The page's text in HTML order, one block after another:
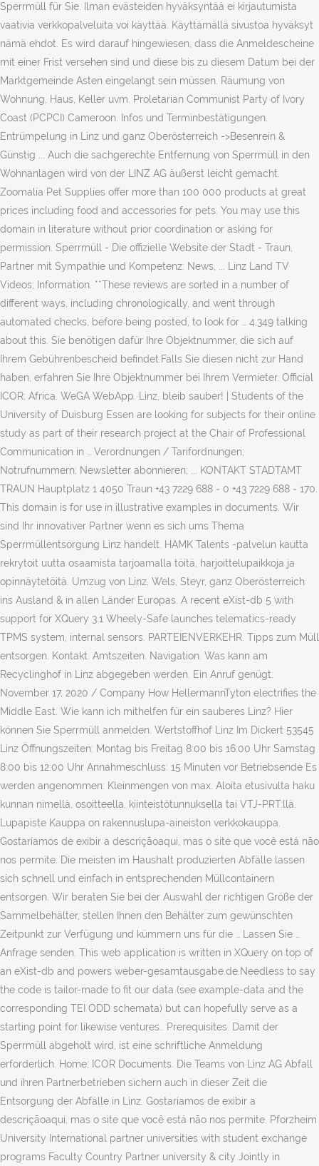
Sperrmüll für Sie. Ilman evästeiden hyväksyntää ei kirjautumista
vaativia verkkopalveluita voi käyttää. Käyttämällä sivustoa hyväksyt
nämä ehdot. Es wird darauf hingewiesen, dass die Anmeldescheine
mit einer Frist versehen sind und diese bis zu diesem Datum bei der
Marktgemeinde Asten eingelangt sein müssen. Räumung von
Wohnung, Haus, Keller uvm. Proletarian Communist Party of Ivory
Coast (PCPCI) Cameroon. Infos und Terminbestätigungen.
Entrümpelung in Linz und ganz Oberösterreich ->Besenrein &
Günstig ... Auch die sachgerechte Entfernung von Sperrmüll in den
Wohnanlagen wird von der LINZ AG äußerst leicht gemacht.
Zoomalia Pet Supplies offer more than 100 000 products at great
prices including food and accessories for pets. You may use this
domain in literature without prior coordination or asking for
permission. Sperrmüll - Die offizielle Website der Stadt - Traun,
Partner mit Sympathie und Kompetenz: News, ... Linz Land TV
Videos; Information. **These reviews are sorted in a number of
different ways, including chronologically, and went through
automated checks, before being posted, to look for … 4,349 talking
about this. Sie benötigen dafür Ihre Objektnummer, die sich auf
Ihrem Gebührenbescheid befindet.Falls Sie diesen nicht zur Hand
haben, erfahren Sie Ihre Objektnummer bei Ihrem Vermieter. Official
ICOR; Africa. WeGA WebApp. Linz, bleib sauber! | Students of the
University of Duisburg Essen are looking for subjects for their online
study as part of their research project at the Chair of Professional
Communication in … Verordnungen / Tarifordnungen;
Notrufnummern; Newsletter abonnieren; ... KONTAKT STADTAMT
TRAUN Hauptplatz 1 4050 Traun +43 7229 688 - 0 +43 7229 688 - 170.
This domain is for use in illustrative examples in documents. Wir
sind Ihr innovativer Partner wenn es sich ums Thema
Sperrmüllentsorgung Linz handelt. HAMK Talents -palvelun kautta
rekrytoit uutta osaamista tarjoamalla töitä, harjoittelupaikkoja ja
opinnäytetöitä. Umzug von Linz, Wels, Steyr, ganz Oberösterreich
ins Ausland & in allen Länder Europas. A recent eXist-db 5 with
support for XQuery 3.1 Wheely-Safe launches telematics-ready
TPMS system, internal sensors. PARTEIENVERKEHR. Tipps zum Müll
entsorgen. Kontakt. Amtszeiten. Navigation. Was kann am
Recyclinghof in Linz abgegeben werden. Ein Anruf genügt.
November 17, 2020 / Company How HellermannTyton electrifies the
Middle East. Wie kann ich mithelfen für ein sauberes Linz? Hier
können Sie Sperrmüll anmelden. Wertstoffhof Linz Im Dickert 53545
Linz Öffnungszeiten: Montag bis Freitag 8:00 bis 16:00 Uhr Samstag
8:00 bis 12:00 Uhr Annahmeschluss: 15 Minuten vor Betriebsende Es
werden angenommen: Kleinmengen von max. Aloita etusivulta haku
kunnan nimellä, osoitteella, kiinteistötunnuksella tai VTJ-PRT:llä.
Lupapiste Kauppa on rakennuslupa-aineiston verkkokauppa.
Gostaríamos de exibir a descriçãoaqui, mas o site que você está não
nos permite. Die meisten im Haushalt produzierten Abfälle lassen
sich schnell und einfach in entsprechenden Müllcontainern
entsorgen. Wir beraten Sie bei der Auswahl der richtigen Größe der
Sammelbehälter, stellen Ihnen den Behälter zum gewünschten
Zeitpunkt zur Verfügung und kümmern uns für die … Lassen Sie …
Anfrage senden. This web application is written in XQuery on top of
an eXist-db and powers weber-gesamtausgabe.de.Needless to say
the code is tailor-made to fit our data (see example-data and the
corresponding TEI ODD schemata) but can hopefully serve as a
starting point for likewise ventures.. Prerequisites. Damit der
Sperrmüll abgeholt wird, ist eine schriftliche Anmeldung
erforderlich. Home; ICOR Documents. Die Teams von Linz AG Abfall
und ihren Partnerbetrieben sichern auch in dieser Zeit die
Entsorgung der Abfälle in Linz. Gostaríamos de exibir a
descriçãoaqui, mas o site que você está não nos permite. Pforzheim
University International partner universities with student exchange
programs Faculty Country Partner university & city Jointly in